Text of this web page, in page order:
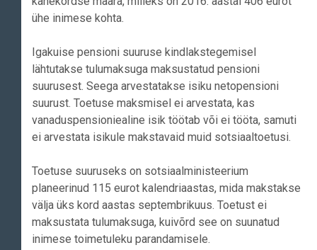
ühe inimese kohta.
Igakuise pensioni suuruse kindlakstegemisel
lähtutakse tulumaksuga maksustatud pensioni
suurusest. Seega arvestatakse isiku netopensioni
suurust. Toetuse maksmisel ei arvestata, kas
vanaduspensioniealine isik töötab või ei tööta, samuti
ei arvestata isikule makstavaid muid sotsiaaltoetusi.
Toetuse suuruseks on sotsiaalministeerium
planeerinud 115 eurot kalendriaastas, mida makstakse
välja üks kord aastas septembrikuus. Toetust ei
maksustata tulumaksuga, kuivõrd see on suunatud
inimese toimetuleku parandamisele.